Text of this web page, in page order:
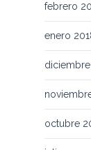
febrero
enero
diciembre
octubre